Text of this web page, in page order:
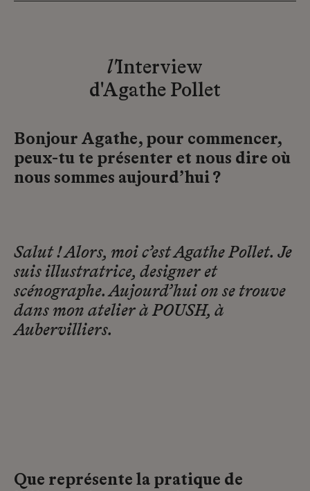
l'Interview
d'Agathe Pollet
Bonjour Agathe, pour commencer,
peux-tu te présenter et nous dire où
nous sommes aujourd’hui ?
Salut ! Alors, moi c’est Agathe Pollet. Je
suis illustratrice, designer et
scénographe. Aujourd’hui on se trouve
dans mon atelier à POUSH, à
Aubervilliers.
Que représente la pratique de